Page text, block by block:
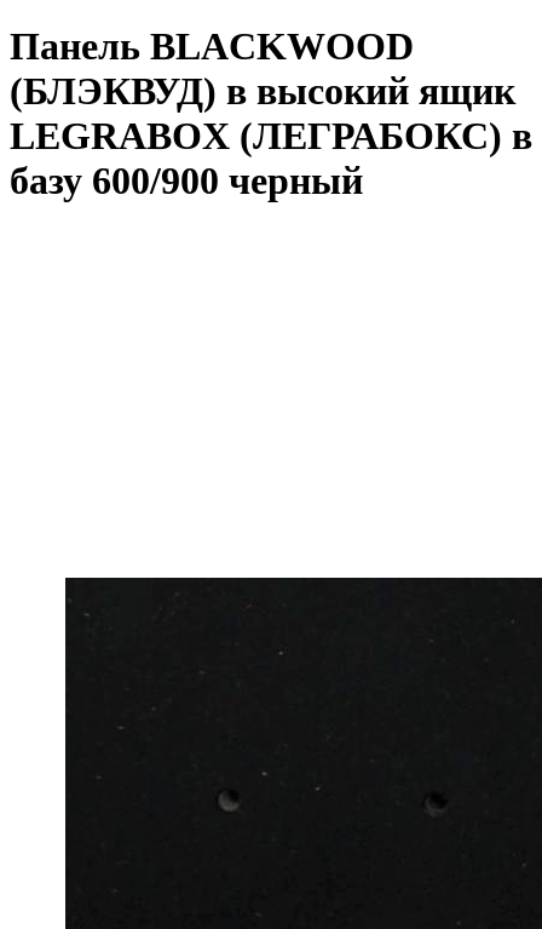
Панель BLACKWOOD
(БЛЭКВУД) в высокий ящик
LEGRABOX (ЛЕГРАБОКС) в
базу 600/900 черный